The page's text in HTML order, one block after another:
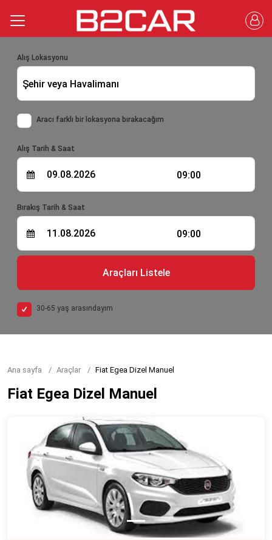
Alış Lokasyonu
Şehir veya Havalimanı
Aracı farklı bir lokasyona bırakacağım
Alış Tarih & Saat
09:00
Bırakış Tarih & Saat
09:00
Araçları Listele
30-65 yaş arasındayım
Ana sayfa Araçlar Fiat Egea Dizel Manuel
Fiat Egea Dizel Manuel